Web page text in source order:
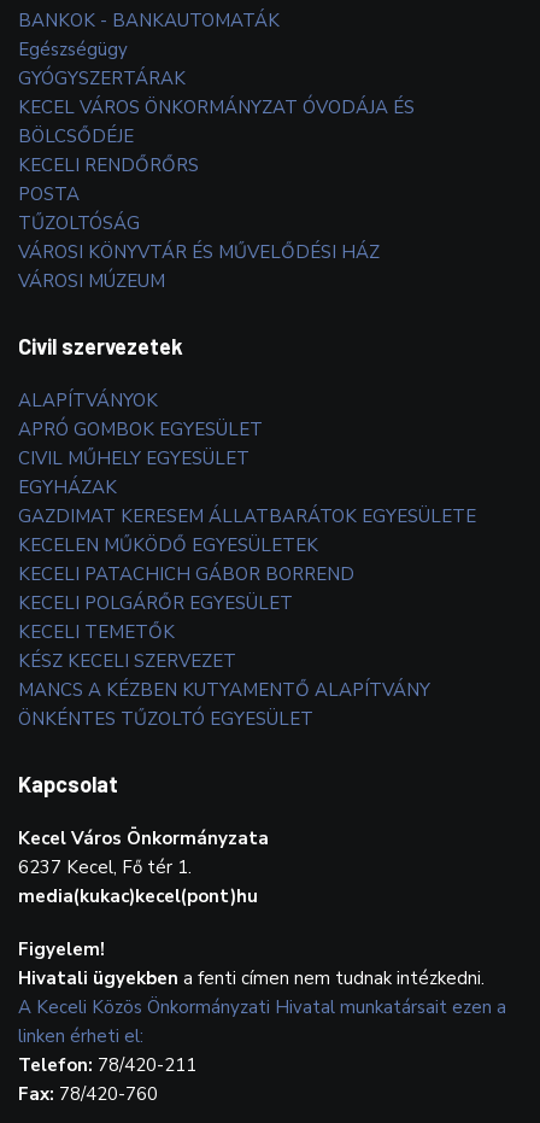
BANKOK - BANKAUTOMATÁK
Egészségügy
GYÓGYSZERTÁRAK
KECEL VÁROS ÖNKORMÁNYZAT ÓVODÁJA ÉS
BÖLCSŐDÉJE
KECELI RENDŐRŐRS
POSTA
TŰZOLTÓSÁG
VÁROSI KÖNYVTÁR ÉS MŰVELŐDÉSI HÁZ
VÁROSI MÚZEUM
Civil szervezetek
ALAPÍTVÁNYOK
APRÓ GOMBOK EGYESÜLET
CIVIL MŰHELY EGYESÜLET
EGYHÁZAK
GAZDIMAT KERESEM ÁLLATBARÁTOK EGYESÜLETE
KECELEN MŰKÖDŐ EGYESÜLETEK
KECELI PATACHICH GÁBOR BORREND
KECELI POLGÁRŐR EGYESÜLET
KECELI TEMETŐK
KÉSZ KECELI SZERVEZET
MANCS A KÉZBEN KUTYAMENTŐ ALAPÍTVÁNY
ÖNKÉNTES TŰZOLTÓ EGYESÜLET
Kapcsolat
Kecel Város Önkormányzata
6237 Kecel, Fő tér 1.
media(kukac)kecel(pont)hu
Figyelem!
Hivatali ügyekben a fenti címen nem tudnak intézkedni.
A Keceli Közös Önkormányzati Hivatal munkatársait ezen a
linken érheti el:
Telefon: 78/420-211
Fax: 78/420-760